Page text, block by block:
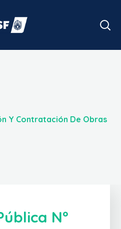
Y Contratación De Obras
Nº